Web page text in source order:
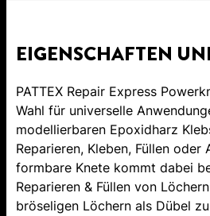
EIGENSCHAFTEN
PATTEX Repair Express
Wahl für universelle
modellierbaren Epoxidharz
Reparieren, Kleben, Füllen oder
formbare Knete kommt dabei
Reparieren & Füllen von
bröseligen Löchern als Dübel